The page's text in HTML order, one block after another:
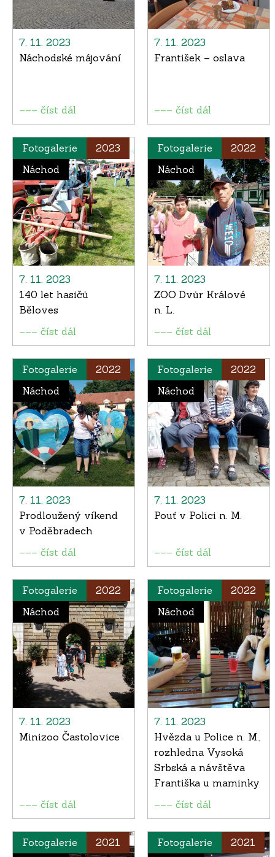
7. 11. 2023
Náchodské májování
––– číst dál
7. 11. 2023
František – oslava
––– číst dál
Fotogalerie
2023
Náchod
7. 11. 2023
140 let hasičů
Běloves
––– číst dál
Fotogalerie
2022
Náchod
7. 11. 2023
ZOO Dvůr Králové
n. L.
––– číst dál
Fotogalerie
2022
Náchod
7. 11. 2023
Prodloužený víkend
v Poděbradech
––– číst dál
Fotogalerie
2022
Náchod
7. 11. 2023
Pouť v Polici n. M.
––– číst dál
Fotogalerie
2022
Náchod
7. 11. 2023
Minizoo Častolovice
––– číst dál
Fotogalerie
2022
Náchod
7. 11. 2023
Hvězda u Police n. M.,
rozhledna Vysoká
Srbská a návštěva
Františka u maminky
––– číst dál
Fotogalerie
2021
Fotogalerie
2021